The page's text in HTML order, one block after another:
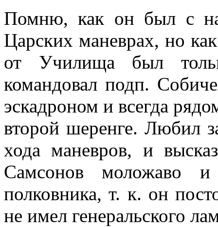
Помню, как он был с
Царских маневрах, но
от Училища был
командовал подп.
эскадроном и всегда
второй шеренге. Любил
хода маневров, и
Самсонов моложаво
полковника, т. к. он
не имел гене­ральского